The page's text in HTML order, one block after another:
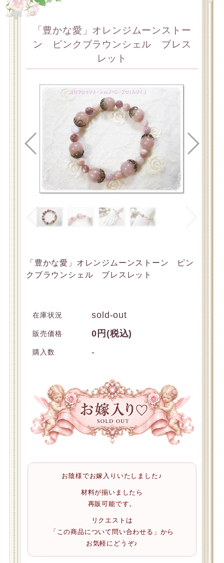
「豊かな愛」オレンジムーンストー
ン ピンクブラウンシェル ブレス
レット
「豊かな愛」オレンジムーンストーン ピン
クブラウンシェル ブレスレット
在庫状況 sold-out
販売価格 0円(税込)
購入数 -
お陰様でお嫁入りいたしました♪
材料が揃いましたら
再販可能です。
リクエストは
「この商品について問い合わせる」から
お気軽にどうぞ♪